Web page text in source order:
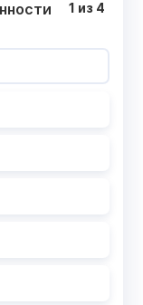
1 из 4